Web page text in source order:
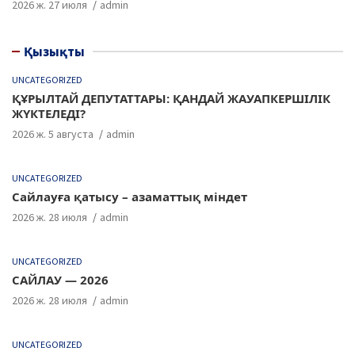
2026 ж. 27 июля admin
Қызықты
UNCATEGORIZED
ҚҰРЫЛТАЙ ДЕПУТАТТАРЫ: ҚАНДАЙ ЖАУАПКЕРШІЛІК
ЖҮКТЕЛЕДІ?
2026 ж. 5 августа admin
UNCATEGORIZED
Сайлауға қатысу – азаматтық міндет
2026 ж. 28 июля admin
UNCATEGORIZED
САЙЛАУ — 2026
2026 ж. 28 июля admin
UNCATEGORIZED